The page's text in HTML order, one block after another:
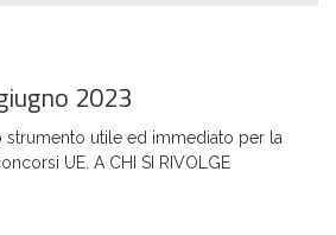
2023
strumento utile ed immediato per la
UE. A CHI SI RIVOLGE